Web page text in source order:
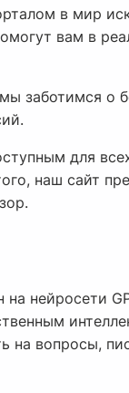
в мир
вам в
заботимся о
для
наш сайт
нейросети
на вопросы,